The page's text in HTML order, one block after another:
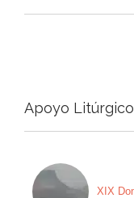
Apoyo Litúrgico
XIX